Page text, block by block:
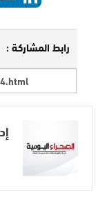
رابط المشاركة :